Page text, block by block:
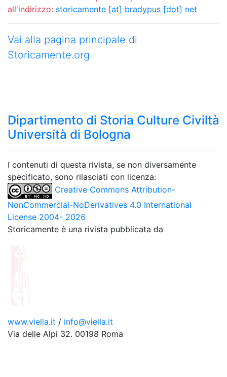
all'indirizzo: storicamente [at] bradypus [dot] net
Vai alla pagina principale di
Storicamente.org
Dipartimento di Storia Culture Civiltà
Università di Bologna
I contenuti di questa rivista, se non diversamente
specificato, sono rilasciati con licenza:
Creative Commons Attribution-
NonCommercial-NoDerivatives 4.0 International
License 2004- 2026
Storicamente è una rivista pubblicata da
www.viella.it / info@viella.it
Via delle Alpi 32. 00198 Roma